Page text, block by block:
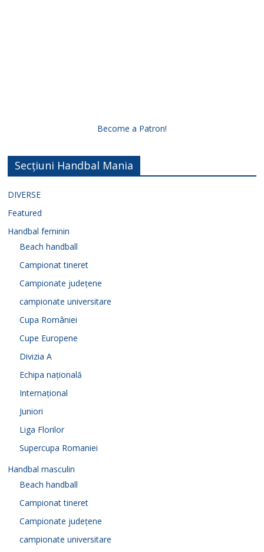
Become a Patron!
Secțiuni Handbal Mania
DIVERSE
Featured
Handbal feminin
Beach handball
Campionat tineret
Campionate județene
campionate universitare
Cupa României
Cupe Europene
Divizia A
Echipa națională
Internațional
Juniori
Liga Florilor
Supercupa Romaniei
Handbal masculin
Beach handball
Campionat tineret
Campionate județene
campionate universitare